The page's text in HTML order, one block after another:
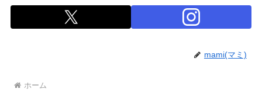
mami(マミ)
ホーム